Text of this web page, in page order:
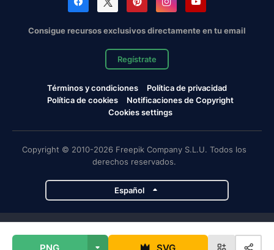
Consigue recursos exclusivos directamente en tu email
Regístrate
Términos y condiciones
Política de privacidad
Política de cookies
Notificaciones de Copyright
Cookies settings
Copyright © 2010-2026 Freepik Company S.L.U. Todos los
derechos reservados.
Español